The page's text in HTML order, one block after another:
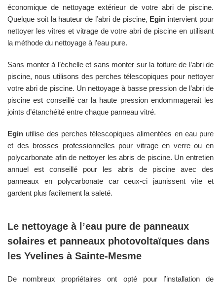
économique de nettoyage extérieur de votre abri de piscine.
Quelque soit la hauteur de l’abri de piscine, Egin intervient pour
nettoyer les vitres et vitrage de votre abri de piscine en utilisant
la méthode du nettoyage à l’eau pure.
Sans monter à l’échelle et sans monter sur la toiture de l’abri de
piscine, nous utilisons des perches télescopiques pour nettoyer
votre abri de piscine. Un nettoyage à basse pression de l’abri de
piscine est conseillé car la haute pression endommagerait les
joints d’étanchéité entre chaque panneau vitré.
Egin utilise des perches télescopiques alimentées en eau pure
et des brosses professionnelles pour vitrage en verre ou en
polycarbonate afin de nettoyer les abris de piscine. Un entretien
annuel est conseillé pour les abris de piscine avec des
panneaux en polycarbonate car ceux-ci jaunissent vite et
gardent plus facilement la saleté.
Le nettoyage à l’eau pure de panneaux
solaires et panneaux photovoltaïques dans
les Yvelines à Sainte-Mesme
De nombreux propriétaires ont opté pour l’installation de